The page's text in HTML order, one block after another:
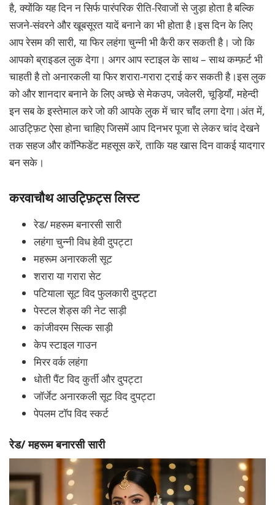
है, क्योंकि यह दिन न सिर्फ पारंपरिक रीति-रिवाजों से जुड़ा होता है बल्कि
सजने-संवरने और खूबसूरत यादें बनाने का भी होता है।इस दिन के लिए
आप रेसम की सारी, या फिर लहंगा चुन्नी भी कैरी कर सकती है। जो कि
आपको ब्राइडल लुक देगा। अगर आप स्टाइल के साथ – साथ कम्फ़र्ट भी
चाहती है तो अनारकली या फिर शरारा-गरारा ट्राई कर सकती है।इस लुक
को और शानदार बनाने के लिए अच्छे से मेकउप, जवेलरी, चूड़ियाँ, महेन्दी
इन सब के इस्तेमाल करे जो की आपके लुक में चार चाँद लगा देगा।अंत में,
आउट्फ़िट ऐसा होना चाहिए जिसमें आप दिनभर पूजा से लेकर चांद देखने
तक सहज और कॉन्फिडेंट महसूस करें, ताकि यह खास दिन वाकई यादगार
बन सके।
करवाचौथ आउट्फ़िट्स लिस्ट
रेड/ महरूम बनारसी सारी
लहंगा चुन्नी विध हेवी दुपट्टा
महरूम अनारकली सूट
शरारा या गरारा सेट
पटियाला सूट विद फुलकारी दुपट्टा
पेस्टल शेड्स की नेट साड़ी
कांजीवरम सिल्क साड़ी
केप स्टाइल गाउन
मिरर वर्क लहंगा
धोती पैंट विद कुर्ती और दुपट्टा
जॉर्जेट अनारकली सूट विद दुपट्टा
पेपलम टॉप विद स्कर्ट
रेड/ महरूम बनारसी सारी